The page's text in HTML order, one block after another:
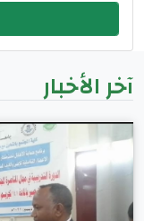
آخر الأخبار